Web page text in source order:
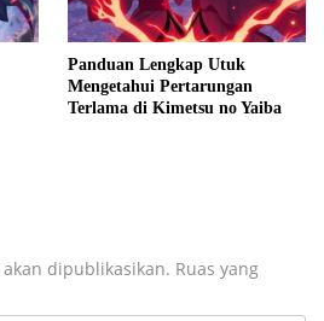
Panduan Lengkap Utuk
Mengetahui Pertarungan
Terlama di Kimetsu no Yaiba
dipublikasikan. Ruas yang